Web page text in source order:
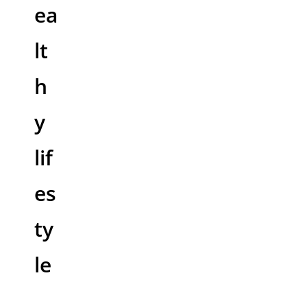
ea
lt
h
y
lif
es
ty
le